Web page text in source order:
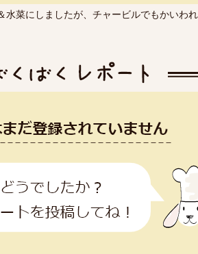
水菜にしましたが、チャービルでもかいわ